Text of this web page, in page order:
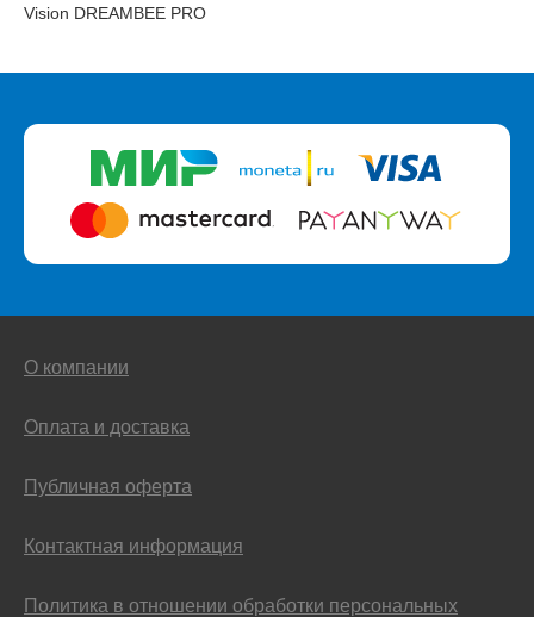
Vision DREAMBEE PRO
О компании
Оплата и доставка
Публичная оферта
Контактная информация
Политика в отношении обработки персональных